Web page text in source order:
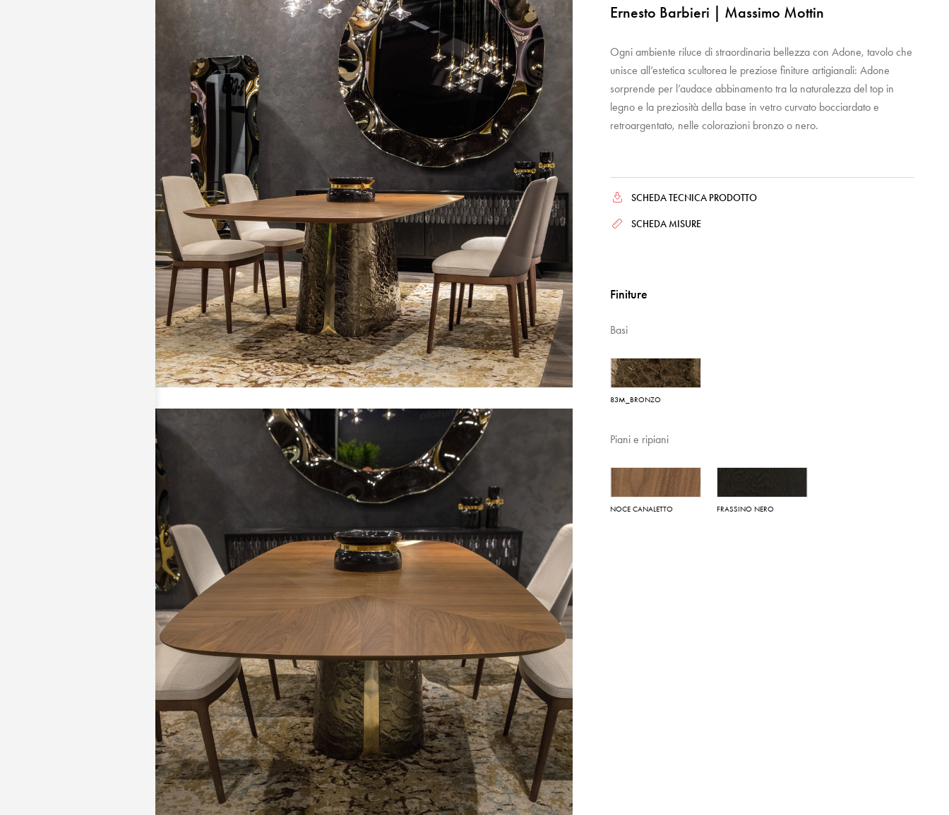
Ernesto Barbieri | Massimo Mottin
Ogni ambiente riluce di straordinaria bellezza con Adone, tavolo che
unisce all’estetica scultorea le preziose finiture artigianali: Adone
sorprende per l’audace abbinamento tra la naturalezza del top in
legno e la preziosità della base in vetro curvato bocciardato e
retroargentato, nelle colorazioni bronzo o nero.
SCHEDA TECNICA PRODOTTO
SCHEDA MISURE
Finiture
Basi
83M_BRONZO
Piani e ripiani
NOCE CANALETTO FRASSINO NERO